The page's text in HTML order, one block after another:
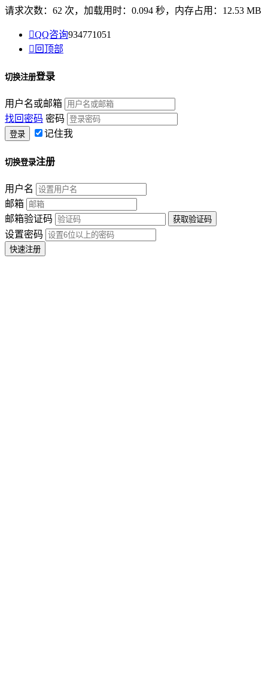
请求次数：62 次，加载用时：0.094 秒，内存占用：12.53 MB
QQ咨询934771051
 回顶部
切换注册登录
用户名或邮箱
找回密码 密码
记住我
切换登录注册
用户名
邮箱
邮箱验证码
设置密码